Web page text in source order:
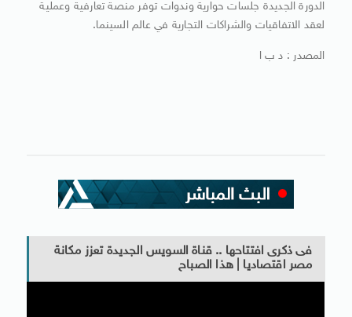
الدورة الجديدة جلسات حوارية وندوات توفر منصة تعارفية وعملية
لعقد الاتفاقيات والشراكات التجارية في عالم السينما.
المصدر : د ب ا
فى ذكرى افتتاحها .. قناة السويس الجديدة تعزز مكانة
مصر اقتصاديا | هذا الصباح